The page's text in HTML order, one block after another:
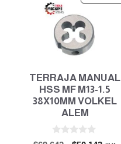
TERRAJA MANUAL
HSS MF M13-1.5
38X10MM VOLKEL
ALEM
0